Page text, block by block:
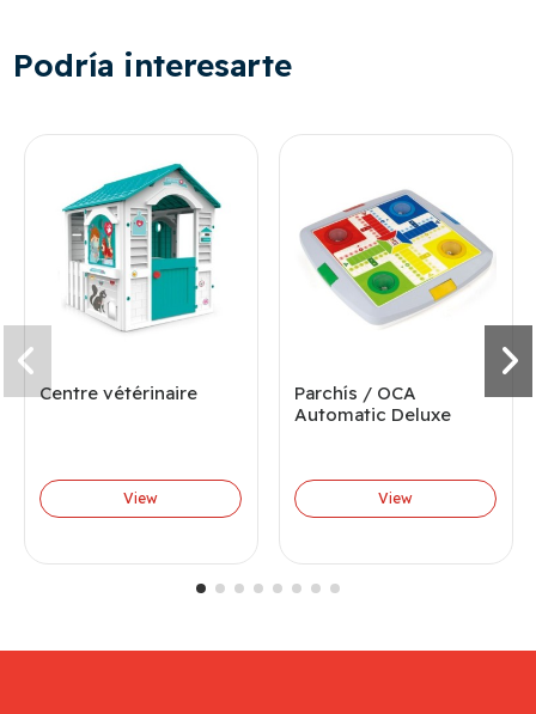
Podría interesarte
Centre vétérinaire
View
Parchís / OCA
Automatic Deluxe
View